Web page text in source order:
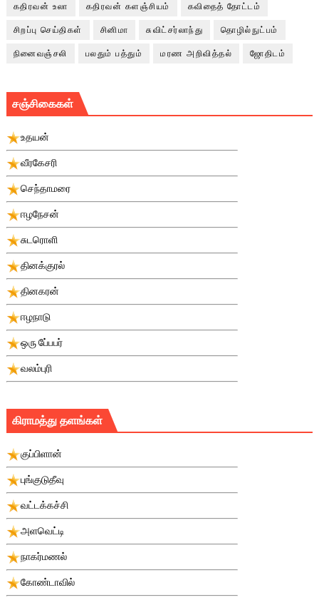
கதிரவன் உலா கதிரவன் களஞ்சியம் கவிதைத் தோட்டம்
சிறப்பு செய்திகள் சினிமா சுவிட்சர்லாந்து தொழில்நுட்பம்
நினைவஞ்சலி பலதும் பத்தும் மரண அறிவித்தல் ஜோதிடம்
சஞ்சிகைகள்
உதயன்
வீரகேசரி
செந்தாமரை
ஈழநேசன்
சுடரொளி
தினக்குரல்
தினகரன்
ஈழநாடு
ஒரு பே்பபர்
வலம்புரி
கிராமத்து தளங்கள்
குப்பிளான்
புங்குடுதீவு
வட்டக்கச்சி
அளவெட்டி
நாகர்மணல்
கோண்டாவில்